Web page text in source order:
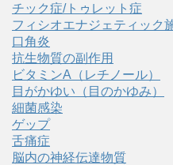
チック症/トゥレット症
フィシオエナジェティック
口角炎
抗生物質の副作用
ビタミンA（レチノール）
目がかゆい（目のかゆみ）
細菌感染
ゲップ
舌痛症
脳内の神経伝達物質